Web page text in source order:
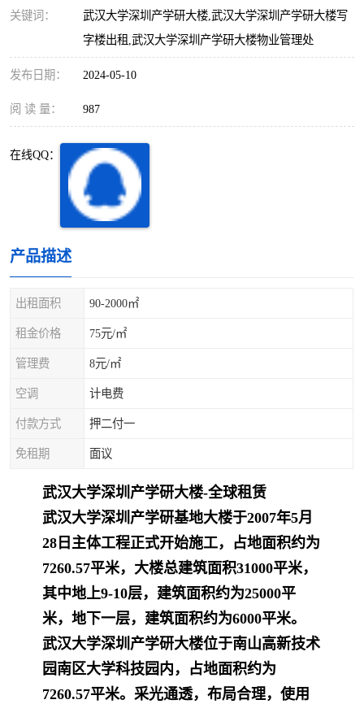
关键词：
武汉大学深圳产学研大楼,武汉大学深圳产学研大楼写
字楼出租,武汉大学深圳产学研大楼物业管理处
发布日期： 2024-05-10
阅 读 量： 987
在线QQ：
产品描述
出租面积 90-2000㎡
租金价格 75元/㎡
管理费 8元/㎡
空调 计电费
付款方式 押二付一
免租期 面议
武汉大学深圳产学研大楼-全球租赁
武汉大学深圳产学研基地大楼于2007年5月
28日主体工程正式开始施工，占地面积约为
7260.57平米，大楼总建筑面积31000平米，
其中地上9-10层，建筑面积约为25000平
米，地下一层，建筑面积约为6000平米。
武汉大学深圳产学研大楼位于南山高新技术
园南区大学科技园内，占地面积约为
7260.57平米。采光通透，布局合理， 使用
南山区 西丽
南头 高新园
深圳超级总部基地
龙岗区
宝安西乡
光明区
龙华观澜